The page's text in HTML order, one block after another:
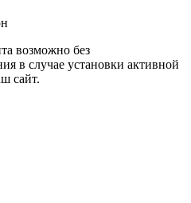
возможно без
в случае установки активной
сайт.